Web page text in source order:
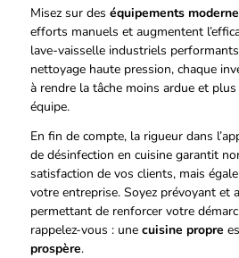
Misez sur des équipements
efforts manuels et augmentent
lave-vaisselle industriels
nettoyage haute pression, chaque
à rendre la tâche moins ardue et
équipe.
En fin de compte, la rigueur dans
de désinfection en cuisine garantit
satisfaction de vos clients, mais
votre entreprise. Soyez prévoyant et
permettant de renforcer votre
rappelez-vous : une cuisine propre
prospère.